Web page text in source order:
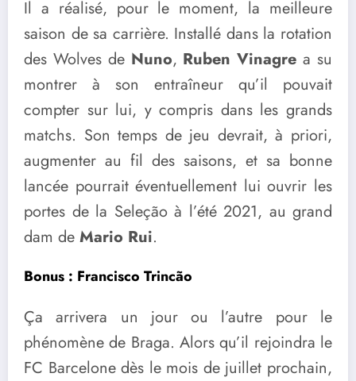
Il a réalisé, pour le moment, la meilleure
saison de sa carrière. Installé dans la rotation
des Wolves de Nuno, Ruben Vinagrea su
montrer à son entraîneur qu’il pouvait
compter sur lui, y compris dans les grands
matchs. Son temps de jeu devrait, à priori,
augmenter au fil des saisons, et sa bonne
lancée pourrait éventuellement lui ouvrir les
portes de la Seleção à l’été 2021, au grand
dam de Mario Rui.
Bonus : Francisco Trincão
Ça arrivera un jour ou l’autre pour le
phénomène de Braga. Alors qu’il rejoindra le
FC Barcelone dès le mois de juillet prochain,